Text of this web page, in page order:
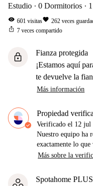
Estudio 0 Dormitorios 1
visibility 601 visitasfavorite 262 veces
ios_share 7 veces compartido
lock
Fianza protegida
¡Estamos aquí
te devuelve la
Más información
Propiedad
Verificado el 12 jul
Nuestro equipo ha
exactamente lo
Más sobre la
Spotahome PLUS